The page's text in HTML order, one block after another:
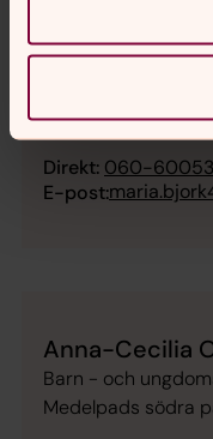
Maria Björk
Musikpedagog,
södra pastorat
Direkt: 060-
E-post:
Anna-Cecilia
Barn - och
Medelpads södra